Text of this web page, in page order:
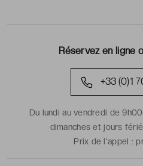
Réservez en ligne
+33 (0)1
Du lundi au vendredi de
dimanches et jours
Prix de l'appel :